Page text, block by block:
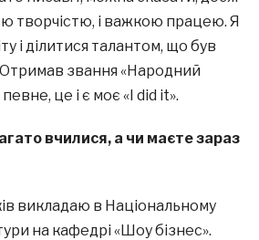
творчістю, і важкою працею. Я
і ділитися талантом, що був
звання «Народний
це і є моє «I did it».
вчилися, а чи маєте зараз
викладаю в Національному
на кафедрі «Шоу бізнес».